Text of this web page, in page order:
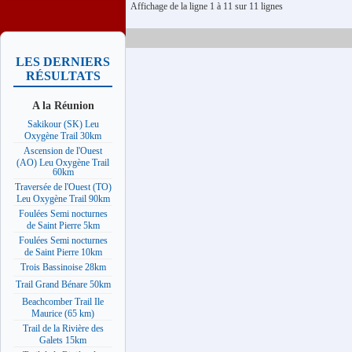
LES DERNIERS
RÉSULTATS
A la Réunion
Sakikour (SK) Leu
Oxygène Trail 30km
Ascension de l'Ouest
(AO) Leu Oxygène Trail
60km
Traversée de l'Ouest (TO)
Leu Oxygène Trail 90km
Foulées Semi nocturnes
de Saint Pierre 5km
Foulées Semi nocturnes
de Saint Pierre 10km
Trois Bassinoise 28km
Trail Grand Bénare 50km
Beachcomber Trail Ile
Maurice (65 km)
Trail de la Rivière des
Galets 15km
Affichage de la ligne 1 à 11 sur 11 lignes